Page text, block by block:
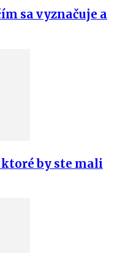
sa vyznačuje a
by ste mali